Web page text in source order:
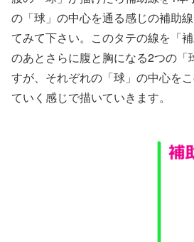
の「球」の中心を通る感じの補助
てみて下さい。このタテの線を「
のあとさらに腹と胸になる2つの「
すが、それぞれの「球」の中心を
ていく感じで描いていきます。